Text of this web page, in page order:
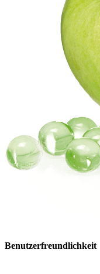
Benutzerfreundlichkeit